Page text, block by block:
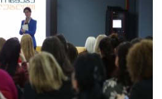
იხილეთ მეტი